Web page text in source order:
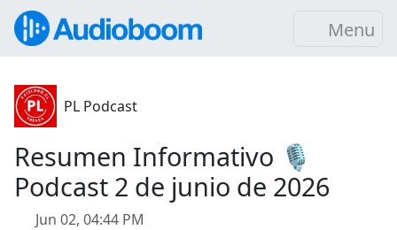
Menu
PL Podcast
Resumen Informativo 🎙️
Podcast 2 de junio de 2026
Jun 02, 04:44 PM